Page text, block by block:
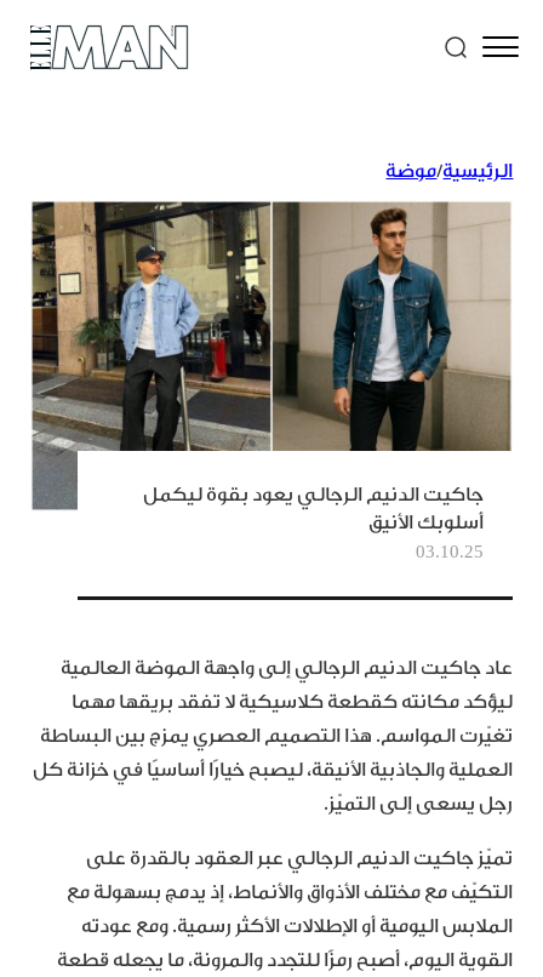
الرئيسية/موضة
جاكيت الدنيم الرجالي يعود بقوة ليكمل
أسلوبك الأنيق
03.10.25
عاد جاكيت الدنيم الرجالي إلى واجهة الموضة العالمية
ليؤكد مكانته كقطعة كلاسيكية لا تفقد بريقها مهما
تغيّرت المواسم. هذا التصميم العصري يمزج بين البساطة
العملية والجاذبية الأنيقة، ليصبح خيارًا أساسيًا في خزانة كل
رجل يسعى إلى التميّز.
تميّز جاكيت الدنيم الرجالي عبر العقود بالقدرة على
التكيّف مع مختلف الأذواق والأنماط، إذ يدمج بسهولة مع
الملابس اليومية أو الإطلالات الأكثر رسمية. ومع عودته
القوية اليوم، أصبح رمزًا للتجدد والمرونة، ما يجعله قطعة